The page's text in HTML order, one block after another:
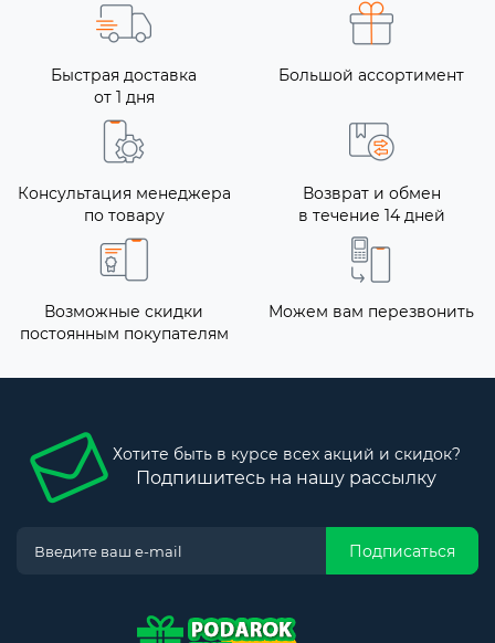
Быстрая доставка
от 1 дня
Большой ассортимент
Консультация менеджера
по товару
Возврат и обмен
в течение 14 дней
Возможные скидки
постоянным покупателям
Можем вам перезвонить
Хотите быть в курсе всех акций и скидок?
Подпишитесь на нашу рассылку
Подписаться